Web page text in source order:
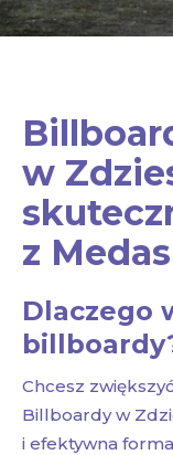
w
z
Dlaczego
Chcesz
Billboardy w
i efektywna